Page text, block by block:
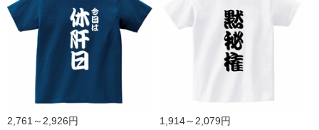
2,761～2,926円 1,914～2,079円